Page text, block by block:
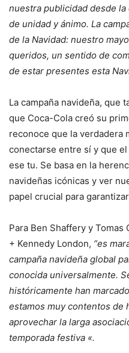
nuestra publicidad desde la
de unidad y ánimo. La
de la Navidad: nuestro
queridos, un sentido de
de estar presentes esta
La campaña navideña, que
que Coca-Cola creó su
reconoce que la verdadera
conectarse entre sí y que
ese tu. Se basa en la
navideñas icónicas y ver
papel crucial para
Para Ben Shaffery y
+ Kennedy London, “es
campaña navideña global
conocida universalmente.
históricamente han
estamos muy contentos de
aprovechar la larga
temporada festiva «.